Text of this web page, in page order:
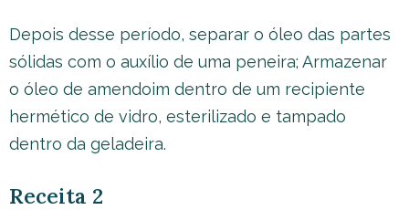
Depois desse período, separar o óleo das partes
sólidas com o auxílio de uma peneira; Armazenar
o óleo de amendoim dentro de um recipiente
hermético de vidro, esterilizado e tampado
dentro da geladeira.
Receita 2